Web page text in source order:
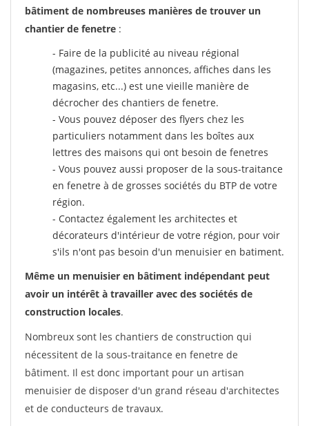
bâtiment de nombreuses manières de trouver un
chantier de fenetre :
- Faire de la publicité au niveau régional
(magazines, petites annonces, affiches dans les
magasins, etc...) est une vieille manière de
décrocher des chantiers de fenetre.
- Vous pouvez déposer des flyers chez les
particuliers notamment dans les boîtes aux
lettres des maisons qui ont besoin de fenetres
- Vous pouvez aussi proposer de la sous-traitance
en fenetre à de grosses sociétés du BTP de votre
région.
- Contactez également les architectes et
décorateurs d'intérieur de votre région, pour voir
s'ils n'ont pas besoin d'un menuisier en batiment.
Même un menuisier en bâtiment indépendant peut
avoir un intérêt à travailler avec des sociétés de
construction locales.
Nombreux sont les chantiers de construction qui
nécessitent de la sous-traitance en fenetre de
bâtiment. Il est donc important pour un artisan
menuisier de disposer d'un grand réseau d'architectes
et de conducteurs de travaux.